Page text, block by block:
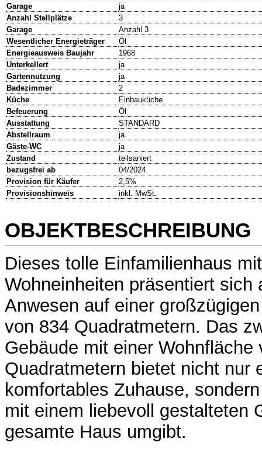
Garage
ja
Anzahl Stellplätze
3
Garage
Anzahl 3
Wesentlicher Energieträger
Öl
Energieausweis Baujahr
1968
Unterkellert
ja
Gartennutzung
ja
Badezimmer
2
Küche
Einbauküche
Befeuerung
Öl
Ausstattung
STANDARD
Abstellraum
ja
Gäste-WC
ja
Zustand
teilsaniert
bezugsfrei ab
04/2024
Provision für Käufer
2,5%
Provisionshinweis
inkl. MwSt.
OBJEKTBESCHREIBUNG
Dieses tolle Einfamilienhaus
Wohneinheiten präsentiert sich
Anwesen auf einer
von 834 Quadratmetern. Das
Gebäude mit einer Wohnfläche
Quadratmetern bietet nicht nur
komfortables Zuhause,
mit einem liebevoll gestalteten
gesamte Haus umgibt.